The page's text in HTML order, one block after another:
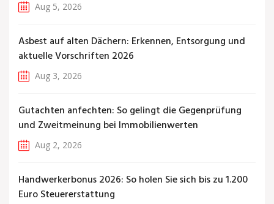
Aug 5, 2026
Asbest auf alten Dächern: Erkennen, Entsorgung und
aktuelle Vorschriften 2026
Aug 3, 2026
Gutachten anfechten: So gelingt die Gegenprüfung
und Zweitmeinung bei Immobilienwerten
Aug 2, 2026
Handwerkerbonus 2026: So holen Sie sich bis zu 1.200
Euro Steuererstattung